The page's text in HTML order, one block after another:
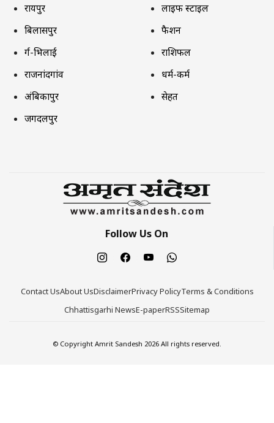
रायपुर
बिलासपुर
दुर्ग-भिलाई
राजनांदगांव
अंबिकापुर
जगदलपुर
लाइफ स्टाइल
फैशन
राशिफल
धर्म-कर्म
सेहत
Follow Us On
Contact UsAbout UsDisclaimerPrivacy PolicyTerms & Conditions
Chhattisgarhi NewsE-paperRSSSitemap
© Copyright Amrit Sandesh 2026 All rights reserved.